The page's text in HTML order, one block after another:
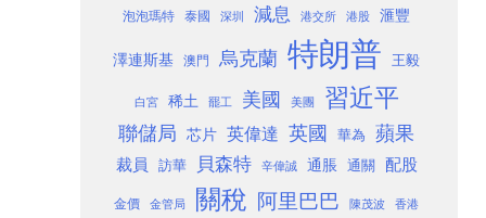
泡泡瑪特 泰國 深圳 減息 港交所 港股 滙豐
澤連斯基 澳門 烏克蘭 特朗普 王毅
白宮 稀土 罷工 美國 美團 習近平
聯儲局 芯片 英偉達 英國 華為 蘋果
裁員 訪華 貝森特 辛偉誠 通脹 通關 配股
金價 金管局 關稅 阿里巴巴 陳茂波 香港